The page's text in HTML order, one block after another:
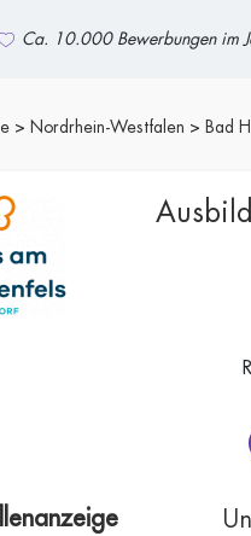
Ca. 10.000 Bewerbungen im
Nordrhein-Westfalen Bad